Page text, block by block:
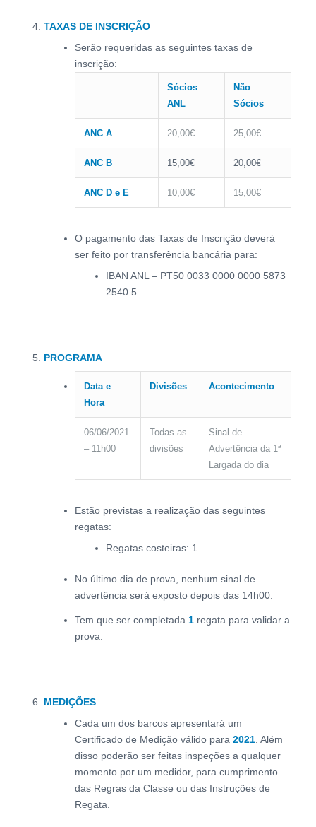
TAXAS DE INSCRIÇÃO
Serão requeridas as seguintes taxas de
inscrição:
Sócios
ANL
Não
Sócios
ANC A 20,00€ 25,00€
ANC B 15,00€ 20,00€
ANC D e E 10,00€ 15,00€
O pagamento das Taxas de Inscrição deverá
ser feito por transferência bancária para:
IBAN ANL – PT50 0033 0000 0000 5873
2540 5
PROGRAMA
Data e
Hora
Divisões Acontecimento
06/06/2021
– 11h00
Todas as
divisões
Sinal de
Advertência da 1ª
Largada do dia
Estão previstas a realização das seguintes
regatas:
Regatas costeiras: 1.
No último dia de prova, nenhum sinal de
advertência será exposto depois das 14h00.
Tem que ser completada 1regata para validar a
prova.
MEDIÇÕES
Cada um dos barcos apresentará um
Certificado de Medição válido para 2021. Além
disso poderão ser feitas inspeções a qualquer
momento por um medidor, para cumprimento
das Regras da Classe ou das Instruções de
Regata.